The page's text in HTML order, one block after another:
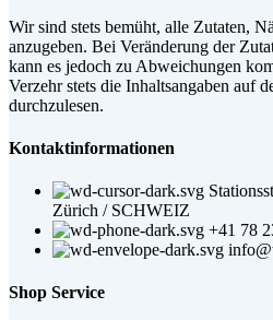
Wir sind stets bemüht, alle Zutaten,
anzugeben. Bei Veränderung der
kann es jedoch zu Abweichungen
Verzehr stets die Inhaltsangaben auf
durchzulesen.
Kontaktinformationen
Zürich / SCHWEIZ
+41 78
Shop Service